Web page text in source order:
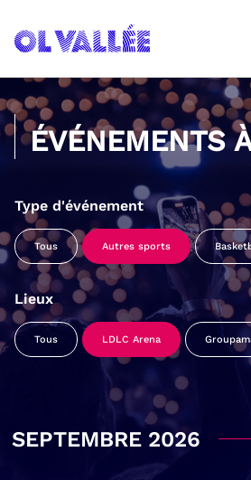
ÉVÉNEMENTS
Type d'événement
Tous Autres sports
Lieux
Tous LDLC Arena
SEPTEMBRE 2026